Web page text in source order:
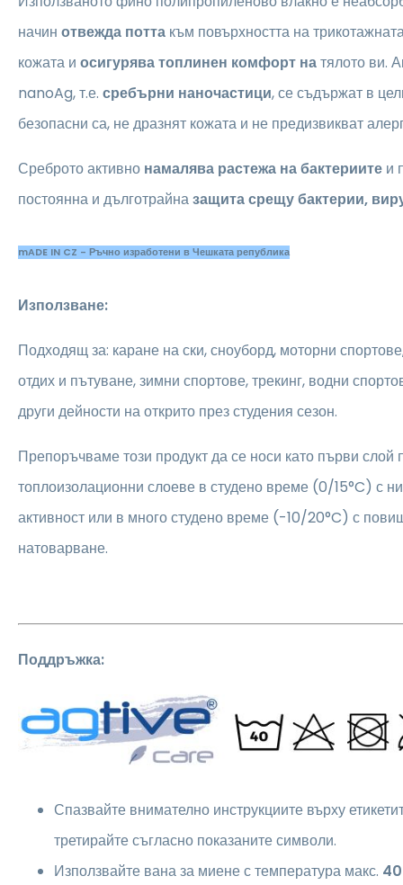
начин отвежда потта към повърхността на
кожата и осигурява топлинен комфорт натялото ви.
nanoAg, т.е. сребърни наночастици, се съдържат в
безопасни са, не дразнят кожата и не предизвикват
Среброто активно намалява растежа на бактериите и
постоянна и дълготрайназащита срещу бактерии,
mADE IN CZ - Ръчно изработени в Чешката република
Използване:
Подходящ за: каране на ски, сноуборд, моторни
отдих и пътуване, зимни спортове, трекинг, водни
други дейности на открито през студения сезон.
Препоръчваме този продукт да се носи като първи
топлоизолационни слоеве в студено време (0/15°C) с
активност или в много студено време (-10/20°C) с
натоварване.
Поддръжка:
Спазвайте внимателно инструкциите върху
третирайте съгласно показаните символи.
Използвайте вана за миене с температура макс.